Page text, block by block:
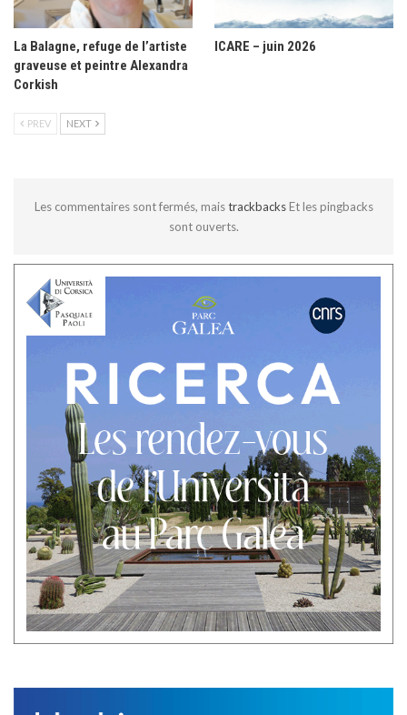
La Balagne, refuge de l’artiste
graveuse et peintre Alexandra
Corkish
ICARE – juin 2026
PREV NEXT
Les commentaires sont fermés, maistrackbacks Et les pingbacks
sont ouverts.